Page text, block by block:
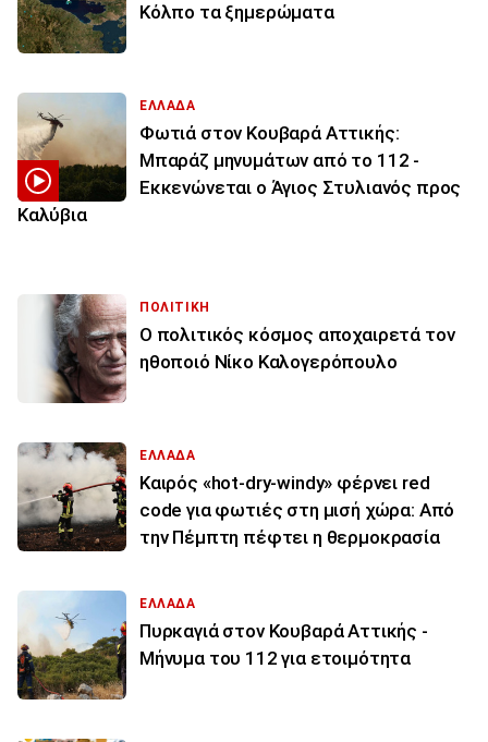
Κόλπο τα ξημερώματα
ΕΛΛΑΔΑ
Φωτιά στον Κουβαρά Αττικής:
Μπαράζ μηνυμάτων από το 112 -
Εκκενώνεται ο Άγιος Στυλιανός προς
Καλύβια
ΠΟΛΙΤΙΚΗ
Ο πολιτικός κόσμος αποχαιρετά τον
ηθοποιό Νίκο Καλογερόπουλο
ΕΛΛΑΔΑ
Καιρός «hot-dry-windy» φέρνει red
code για φωτιές στη μισή χώρα: Από
την Πέμπτη πέφτει η θερμοκρασία
ΕΛΛΑΔΑ
Πυρκαγιά στον Κουβαρά Αττικής -
Μήνυμα του 112 για ετοιμότητα